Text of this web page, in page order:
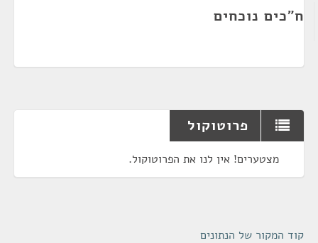
ח"כים נוכחים
פרוטוקול
מצטערים! אין לנו את הפרוטוקול.
קוד המקור של הנתונים